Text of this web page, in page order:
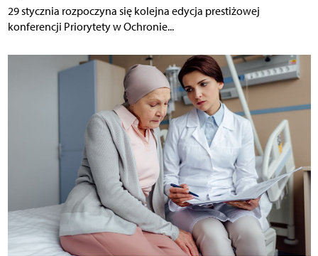
29 stycznia rozpoczyna się kolejna edycja prestiżowej
konferencji Priorytety w Ochronie...